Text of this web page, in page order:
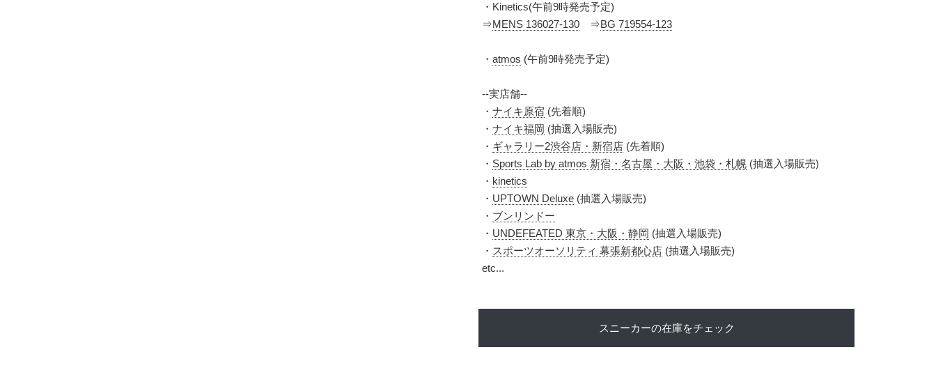
・Kinetics(午前9時発売予定)
⇒MENS 136027-130 ⇒BG 719554-123
・ atmos (午前9時発売予定)
--実店舗--
・ ナイキ原宿 (先着順)
・ ナイキ福岡 (抽選入場販売)
・ ギャラリー2渋谷店・新宿店 (先着順)
・ Sports Lab by atmos 新宿・名古屋・大阪・池袋・札幌 (抽選入場販売)
・ kinetics
・ UPTOWN Deluxe (抽選入場販売)
・ ブンリンドー
・ UNDEFEATED 東京・大阪・静岡 (抽選入場販売)
・ スポーツオーソリティ 幕張新都心店 (抽選入場販売)
etc...
スニーカーの在庫をチェック